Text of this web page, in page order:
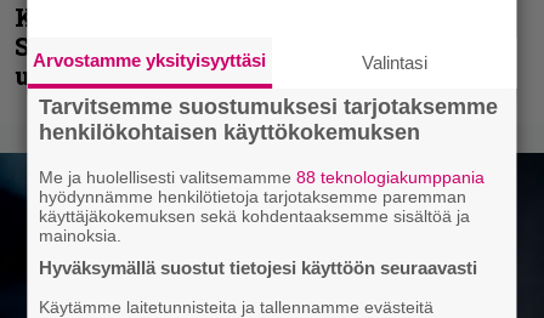
Kunnianosoitus hyiselle Pohjolalle –
Shining hyppäsi keskelle kinoksia
uudella videollaan
Arvostamme yksityisyyttäsi Valintasi
Tarvitsemme suostumuksesi tarjotaksemme
henkilökohtaisen käyttökokemuksen
Me ja huolellisesti valitsemamme88 teknologiakumppania
hyödynnämme henkilötietoja tarjotaksemme paremman
käyttäjäkokemuksen sekä kohdentaaksemme sisältöä ja
mainoksia.
Hyväksymällä suostut tietojesi käyttöön seuraavasti
Käytämme laitetunnisteita ja tallennamme evästeitä